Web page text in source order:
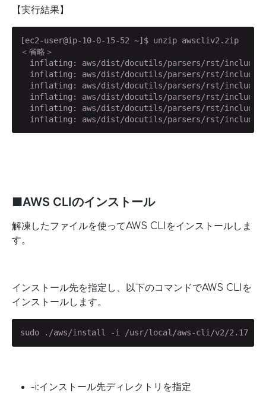
【実行結果】
[ec2-user@ip-10-0-15-52 ~]$ unzip awscliv2.zip
＜省略＞
inflating: aws/dist/docutils/parsers/rst/include/
inflating: aws/dist/docutils/parsers/rst/include/
inflating: aws/dist/docutils/parsers/rst/include/
inflating: aws/dist/docutils/parsers/rst/include/
inflating: aws/dist/docutils/parsers/rst/include/
inflating: aws/dist/docutils/parsers/rst/include/
■AWS CLIのインストール
解凍したファイルを使ってAWS CLIをインストールしま
す。
インストール先を指定し、以下のコマンドでAWS CLIを
インストールします。
sudo ./aws/install -i /usr/local/aws-cli/v2/
-i:インストール先ディレクトリを指定